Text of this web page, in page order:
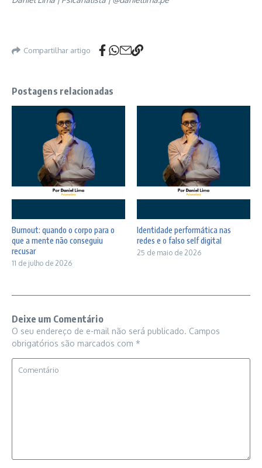
Compartilhar artigo
Postagens relacionadas
Burnout: quando o corpo para o
que a mente não conseguiu
recusar
11 de julho de 2026
Identidade performática nas
redes e o falso self digital
25 de maio de 2026
Deixe um Comentário
O seu endereço de e-mail não será publicado. Campos
obrigatórios são marcados com *